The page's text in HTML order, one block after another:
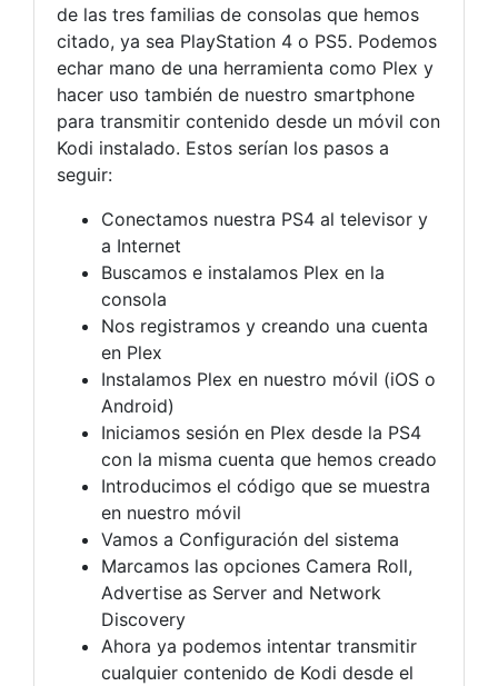
de las tres familias de consolas que hemos
citado, ya sea PlayStation 4 o PS5. Podemos
echar mano de una herramienta como Plex y
hacer uso también de nuestro smartphone
para transmitir contenido desde un móvil con
Kodi instalado. Estos serían los pasos a
seguir:
Conectamos nuestra PS4 al televisor y
a Internet
Buscamos e instalamos Plex en la
consola
Nos registramos y creando una cuenta
en Plex
Instalamos Plex en nuestro móvil (iOS o
Android)
Iniciamos sesión en Plex desde la PS4
con la misma cuenta que hemos creado
Introducimos el código que se muestra
en nuestro móvil
Vamos a Configuración del sistema
Marcamos las opciones Camera Roll,
Advertise as Server and Network
Discovery
Ahora ya podemos intentar transmitir
cualquier contenido de Kodi desde el